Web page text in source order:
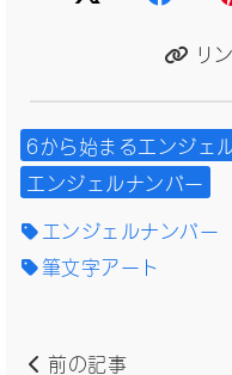
リ
6から始まるエンジェ
エンジェルナンバー
エンジェルナンバー
筆文字アート
前の記事